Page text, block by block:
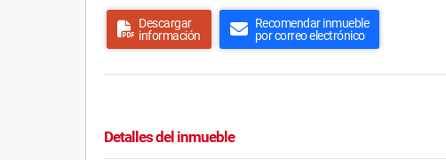
Descargar
información
Recomendar inmueble
por correo electrónico
Detalles del inmueble